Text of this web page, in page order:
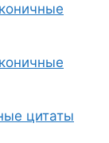
цитаты